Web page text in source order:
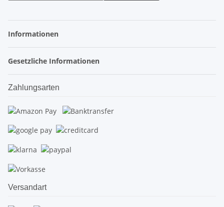
Informationen
Gesetzliche Informationen
Zahlungsarten
Versandart